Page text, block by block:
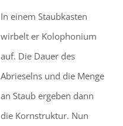
In einem Staubkasten
wirbelt er Kolophonium
auf. Die Dauer des
Abrieselns und die Menge
an Staub ergeben dann
die Kornstruktur. Nun